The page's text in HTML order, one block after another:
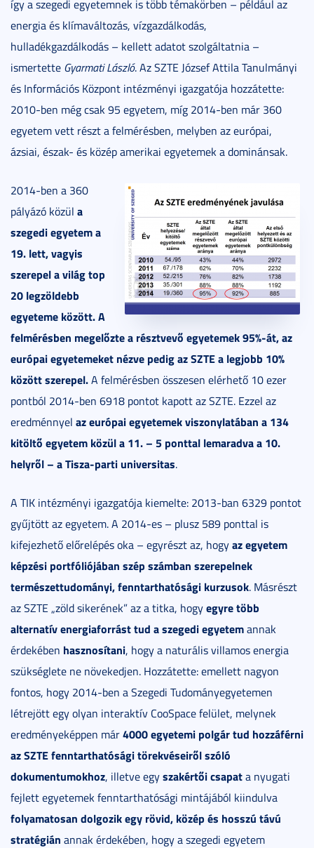
így a szegedi egyetemnek is több témakörben – például az
energia és klímaváltozás, vízgazdálkodás,
hulladékgazdálkodás – kellett adatot szolgáltatnia –
ismertette Gyarmati László. Az SZTE József Attila Tanulmányi
és Információs Központ intézményi igazgatója hozzátette:
2010-ben még csak 95 egyetem, míg 2014-ben már 360
egyetem vett részt a felmérésben, melyben az európai,
ázsiai, észak- és közép amerikai egyetemek a dominánsak.
2014-ben a 360
pályázó közül a
szegedi egyetem a
19. lett, vagyis
szerepel a világ top
20 legzöldebb
egyeteme között. A
felmérésben megelőzte a résztvevő egyetemek 95%-át, az
európai egyetemeket nézve pedig az SZTE a legjobb 10%
között szerepel.A felmérésben összesen elérhető 10 ezer
pontból 2014-ben 6918 pontot kapott az SZTE. Ezzel az
eredménnyel az európai egyetemek viszonylatában a 134
kitöltő egyetem közül a 11. – 5 ponttal lemaradva a 10.
helyről – a Tisza-parti universitas.
A TIK intézményi igazgatója kiemelte: 2013-ban 6329 pontot
gyűjtött az egyetem. A 2014-es – plusz 589 ponttal is
kifejezhető előrelépés oka – egyrészt az, hogyaz egyetem
képzési portfóliójában szép számban szerepelnek
természettudományi, fenntarthatósági kurzusok. Másrészt
az SZTE „zöld sikerének” az a titka, hogyegyre több
alternatív energiaforrást tud a szegedi egyetemannak
érdekében hasznosítani, hogy a naturális villamos energia
szükséglete ne növekedjen. Hozzátette: emellett nagyon
fontos, hogy 2014-ben a Szegedi Tudományegyetemen
létrejött egy olyan interaktív CooSpace felület, melynek
eredményeképpen már4000 egyetemi polgár tud hozzáférni
az SZTE fenntarthatósági törekvéseiről szóló
dokumentumokhoz, illetve egyszakértői csapata nyugati
fejlett egyetemek fenntarthatósági mintájából kiindulva
folyamatosan dolgozik egy rövid, közép és hosszú távú
stratégián annak érdekében, hogy a szegedi egyetem